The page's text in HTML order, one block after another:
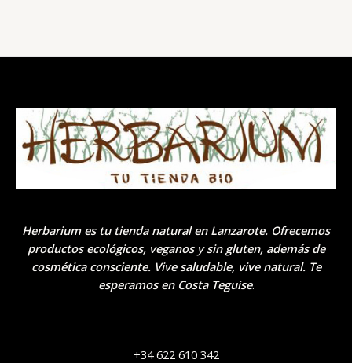
Herbarium es tu tienda natural en Lanzarote. Ofrecemos
productos ecológicos, veganos y sin gluten, además de
cosmética consciente. Vive saludable, vive natural. Te
esperamos en Costa Teguise.
+34 622 610 342